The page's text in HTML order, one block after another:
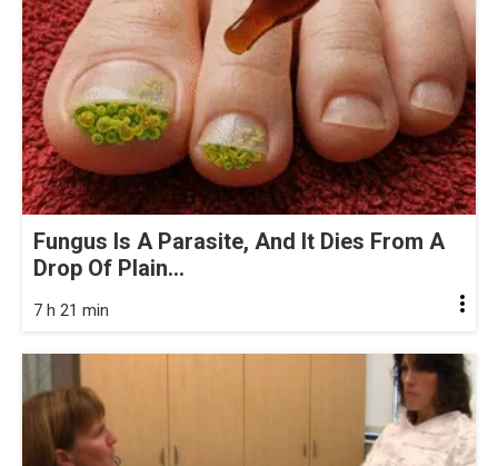
Fungus Is A Parasite, And It Dies From A
Drop Of Plain...
7 h 21 min